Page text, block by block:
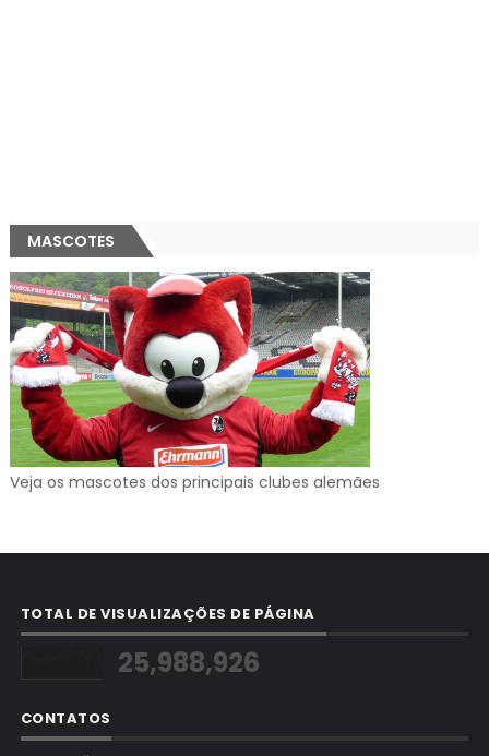
MASCOTES
Veja os mascotes dos principais clubes alemães
TOTAL DE VISUALIZAÇÕES DE PÁGINA
25,988,926
CONTATOS